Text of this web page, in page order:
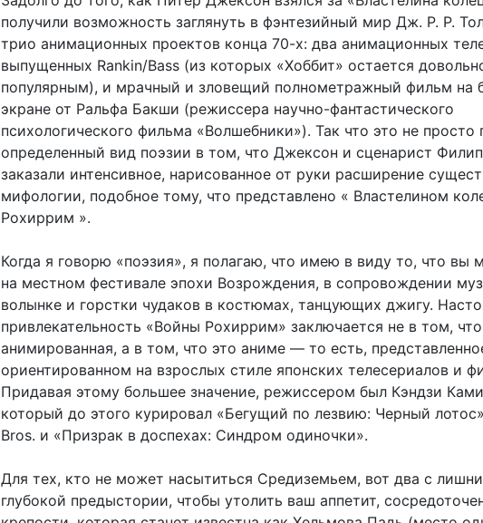
получили возможность заглянуть в фэнтезийный мир Дж. Р. Р.
трио анимационных проектов конца 70-х: два анимационных
выпущенных Rankin/Bass (из которых «Хоббит» остается
популярным), и мрачный и зловещий полнометражный фильм на
экране от Ральфа Бакши (режиссера научно-фантастического
психологического фильма «Волшебники»). Так что это не просто
определенный вид поэзии в том, что Джексон и сценарист
заказали интенсивное, нарисованное от руки расширение
мифологии, подобное тому, что представлено « Властелином
Рохиррим ».
Когда я говорю «поэзия», я полагаю, что имею в виду то, что вы
на местном фестивале эпохи Возрождения, в сопровождении
волынке и горстки чудаков в костюмах, танцующих джигу.
привлекательность «Войны Рохиррим» заключается не в том,
анимированная, а в том, что это аниме — то есть,
ориентированном на взрослых стиле японских телесериалов и
Придавая этому большее значение, режиссером был Кэндзи
который до этого курировал «Бегущий по лезвию: Черный
Bros. и «Призрак в доспехах: Синдром одиночки».
Для тех, кто не может насытиться Средиземьем, вот два с
глубокой предыстории, чтобы утолить ваш аппетит,